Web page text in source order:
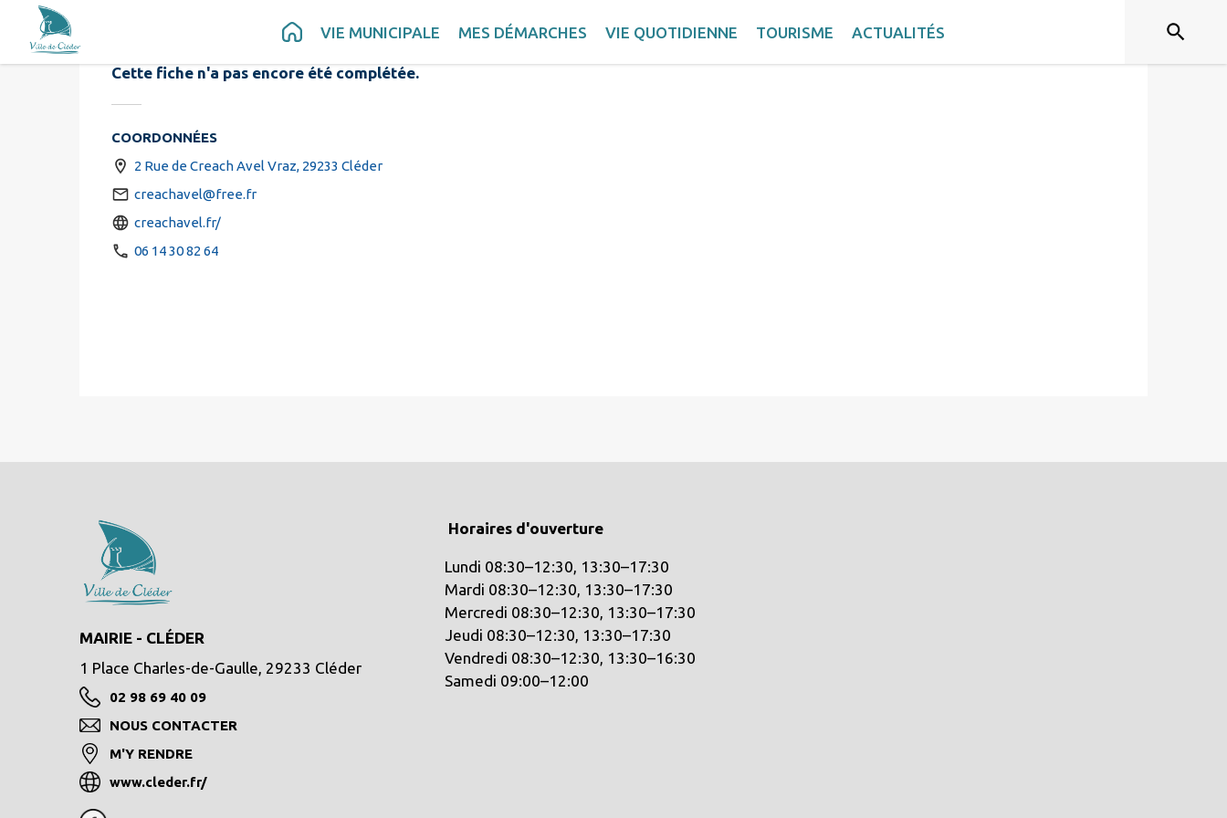
Contenu Pied de pageVIE MUNICIPALE MES DÉMARCHES VIE QUOTIDIENNE TOURISME ACTUALITÉS
Au Jardin de Créach Avel
Cette fiche n'a pas encore été complétée.
COORDONNÉES
2 Rue de Creach Avel Vraz, 29233 Cléder
creachavel@free.fr
creachavel.fr/
06 14 30 82 64
MAIRIE - CLÉDER
1 Place Charles-de-Gaulle, 29233 Cléder
02 98 69 40 09
NOUS CONTACTER
M'Y RENDRE
www.cleder.fr/
Horaires d'ouverture
Lundi 08:30–12:30, 13:30–17:30
Mardi 08:30–12:30, 13:30–17:30
Mercredi 08:30–12:30, 13:30–17:30
Jeudi 08:30–12:30, 13:30–17:30
Vendredi 08:30–12:30, 13:30–16:30
Samedi 09:00–12:00